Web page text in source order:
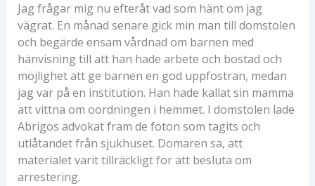
Jag frågar mig nu efteråt vad som hänt om jag
vägrat. En månad senare gick min man till domstolen
och begärde ensam vårdnad om barnen med
hänvisning till att han hade arbete och bostad och
möjlighet att ge barnen en god uppfostran, medan
jag var på en institution. Han hade kallat sin mamma
att vittna om oordningen i hemmet. I domstolen lade
Abrigos advokat fram de foton som tagits och
utlåtandet från sjukhuset. Domaren sa, att
materialet varit tillräckligt för att besluta om
arrestering.